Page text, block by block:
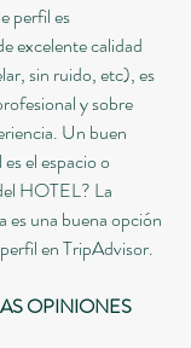
perfil es
excelente calidad
sin ruido, etc), es
y sobre
Un buen
el espacio o
HOTEL? La
es una buena opción
en TripAdvisor.
OPINIONES